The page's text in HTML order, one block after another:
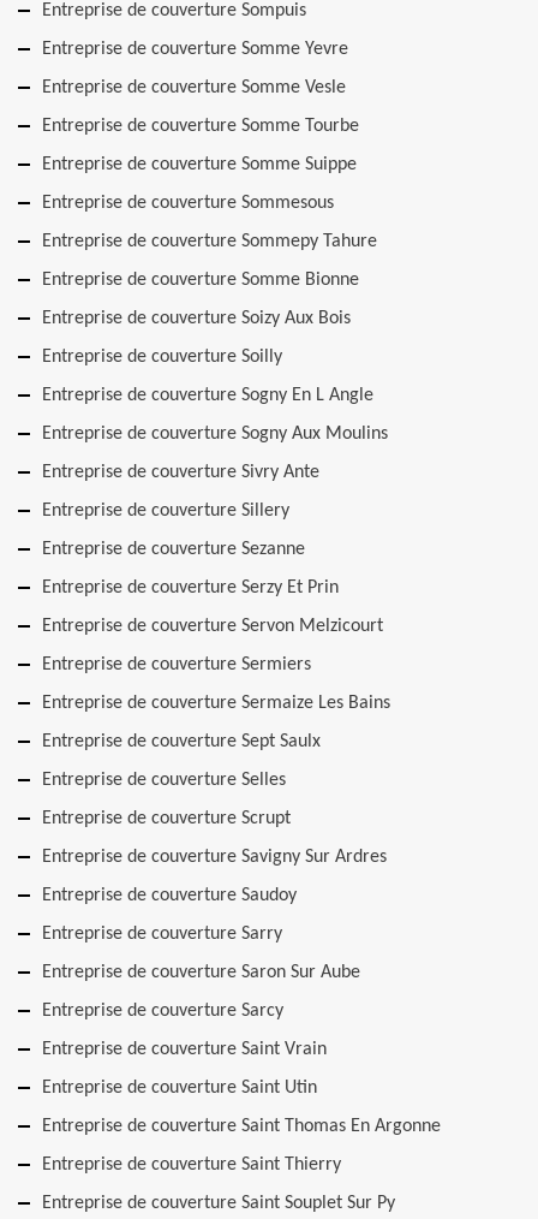
Entreprise de couverture Sompuis
Entreprise de couverture Somme Yevre
Entreprise de couverture Somme Vesle
Entreprise de couverture Somme Tourbe
Entreprise de couverture Somme Suippe
Entreprise de couverture Sommesous
Entreprise de couverture Sommepy Tahure
Entreprise de couverture Somme Bionne
Entreprise de couverture Soizy Aux Bois
Entreprise de couverture Soilly
Entreprise de couverture Sogny En L Angle
Entreprise de couverture Sogny Aux Moulins
Entreprise de couverture Sivry Ante
Entreprise de couverture Sillery
Entreprise de couverture Sezanne
Entreprise de couverture Serzy Et Prin
Entreprise de couverture Servon Melzicourt
Entreprise de couverture Sermiers
Entreprise de couverture Sermaize Les Bains
Entreprise de couverture Sept Saulx
Entreprise de couverture Selles
Entreprise de couverture Scrupt
Entreprise de couverture Savigny Sur Ardres
Entreprise de couverture Saudoy
Entreprise de couverture Sarry
Entreprise de couverture Saron Sur Aube
Entreprise de couverture Sarcy
Entreprise de couverture Saint Vrain
Entreprise de couverture Saint Utin
Entreprise de couverture Saint Thomas En Argonne
Entreprise de couverture Saint Thierry
Entreprise de couverture Saint Souplet Sur Py